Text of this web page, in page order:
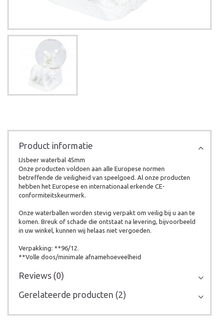
Product informatie
IJsbeer waterbal 45mm
Onze producten voldoen aan alle Europese normen
betreffende de veiligheid van speelgoed. Al onze producten
hebben het Europese en internationaal erkende CE-
conformiteitskeurmerk.
Onze waterballen worden stevig verpakt om veilig bij u aan te
komen. Breuk of schade die ontstaat na levering, bijvoorbeeld
in uw winkel, kunnen wij helaas niet vergoeden.
Verpakking: **96/12.
**Volle doos/minimale afnamehoeveelheid
Reviews (0)
Gerelateerde producten (2)